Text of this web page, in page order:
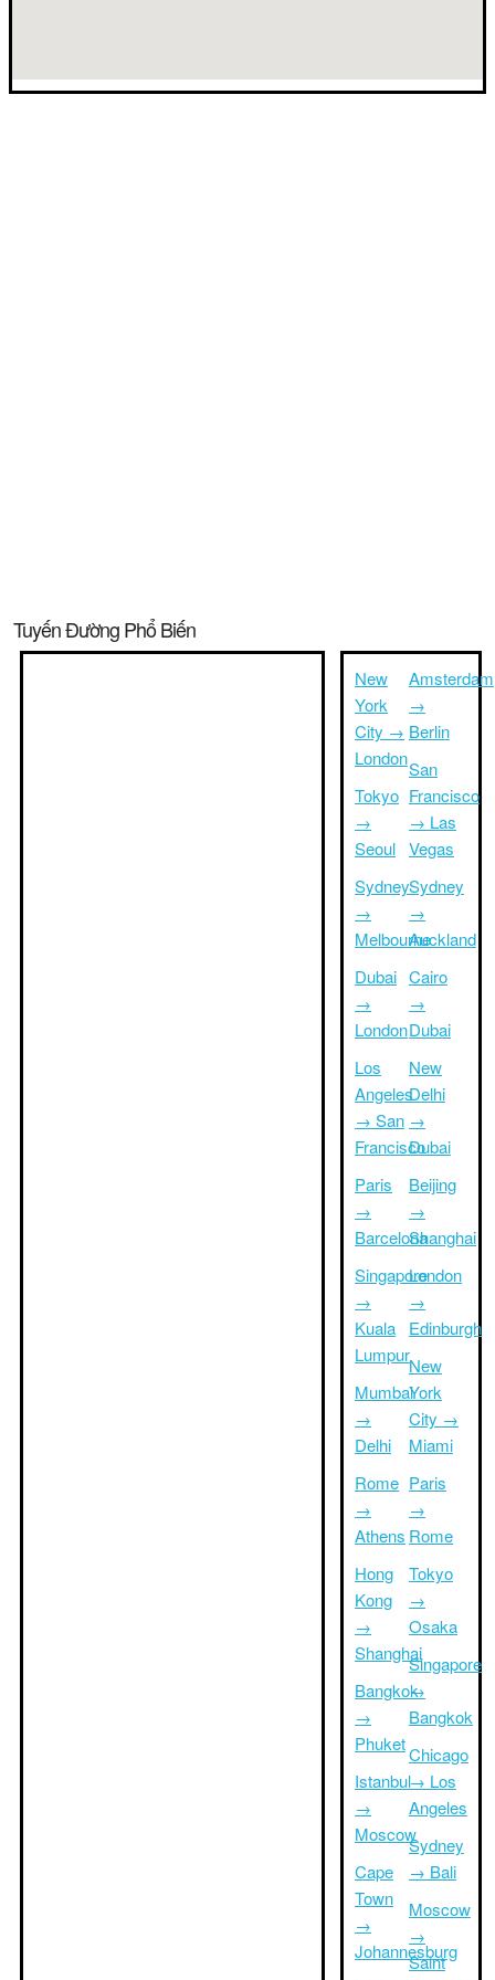
Tuyến Đường Phổ Biến
New
York
City →
London
Tokyo
→
Seoul
Sydney
→
Melbourne
Dubai
→
London
Los
Angeles
→ San
Francisco
Paris
→
Barcelona
Singapore
→
Kuala
Lumpur
Mumbai
→
Delhi
Rome
→
Athens
Hong
Kong
→
Shanghai
Bangkok
→
Phuket
Istanbul
→
Moscow
Cape
Town
→
Johannesburg
Amsterdam
→
Berlin
San
Francisco
→ Las
Vegas
Sydney
→
Auckland
Cairo
→
Dubai
New
Delhi
→
Dubai
Beijing
→
Shanghai
London
→
Edinburgh
New
York
City →
Miami
Paris
→
Rome
Tokyo
→
Osaka
Singapore
→
Bangkok
Chicago
→ Los
Angeles
Sydney
→ Bali
Moscow
→
Saint